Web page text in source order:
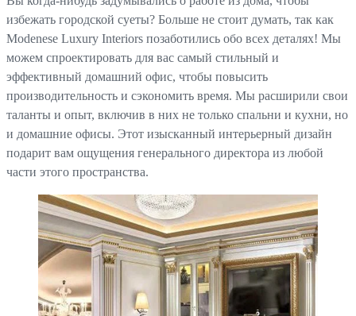
избежать городской суеты? Больше не стоит думать, так как
Modenese Luxury Interiors позаботились обо всех деталях! Мы
можем спроектировать для вас самый стильный и
эффективный домашний офис, чтобы повысить
производительность и сэкономить время. Мы расширили свои
таланты и опыт, включив в них не только спальни и кухни, но
и домашние офисы. Этот изысканный интерьерный дизайн
подарит вам ощущения генерального директора из любой
части этого пространства.